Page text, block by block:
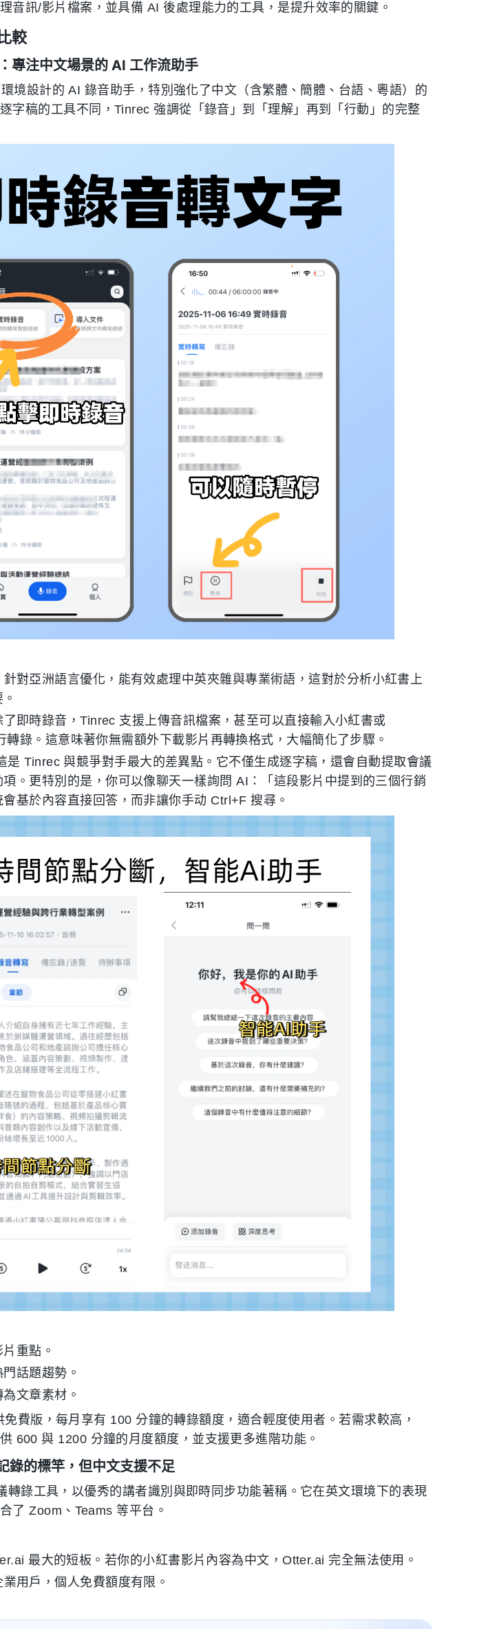
音訊/影片檔案，並具備 AI 後處理能力的工具，是提升效率的關鍵。
較
專注中文場景的 AI 工作流助手
境設計的 AI 錄音助手，特別強化了中文（含繁體、簡體、台語、粵語）的
字稿的工具不同，Tinrec 強調從「錄音」到「理解」再到「行動」的完整
針對亞洲語言優化，能有效處理中英夾雜與專業術語，這對於分析小紅書上
了即時錄音，Tinrec 支援上傳音訊檔案，甚至可以直接輸入小紅書或
轉錄。這意味著你無需額外下載影片再轉換格式，大幅簡化了步驟。
是 Tinrec 與競爭對手最大的差異點。它不僅生成逐字稿，還會自動提取會議
。更特別的是，你可以像聊天一樣詢問 AI：「這段影片中提到的三個行銷
基於內容直接回答，而非讓你手动 Ctrl+F 搜尋。
重點。
話題趨勢。
文章素材。
免費版，每月享有 100 分鐘的轉錄額度，適合輕度使用者。若需求較高，
600 與 1200 分鐘的月度額度，並支援更多進階功能。
錄的標竿，但中文支援不足
轉錄工具，以優秀的講者識別與即時同步功能著稱。它在英文環境下的表現
了 Zoom、Teams 等平台。
最大的短板。若你的小紅書影片內容為中文，Otter.ai 完全無法使用。
業用戶，個人免費額度有限。